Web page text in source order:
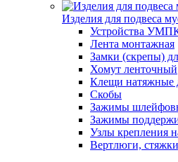
Изделия для подвеса
Устройства
Лента монтажная
Замки (скрепы)
Хомут ленточный
Клещи натяжные
Скобы
Зажимы
Зажимы
Узлы крепления
Вертлюги,